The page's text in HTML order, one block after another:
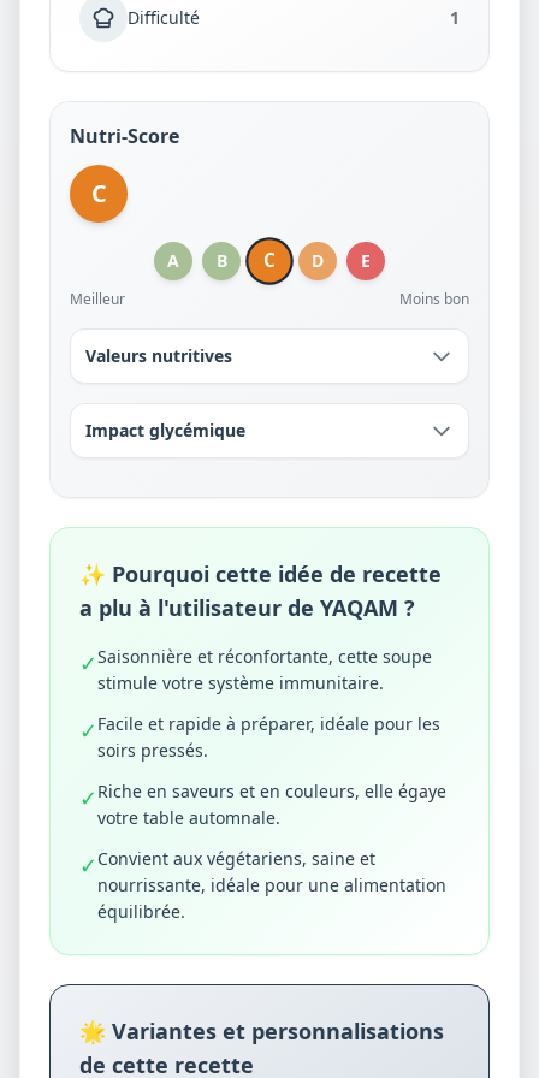
Difficulté 1
Nutri-Score
C
A B C D E
Meilleur Moins bon
Valeurs nutritives
Impact glycémique
✨ Pourquoi cette idée de recette
a plu à l'utilisateur de YAQAM ?
✓Saisonnière et réconfortante, cette soupe
stimule votre système immunitaire.
✓ Facile et rapide à préparer, idéale pour les
soirs pressés.
✓ Riche en saveurs et en couleurs, elle égaye
votre table automnale.
✓ Convient aux végétariens, saine et
nourrissante, idéale pour une alimentation
équilibrée.
🌟 Variantes et personnalisations
de cette recette